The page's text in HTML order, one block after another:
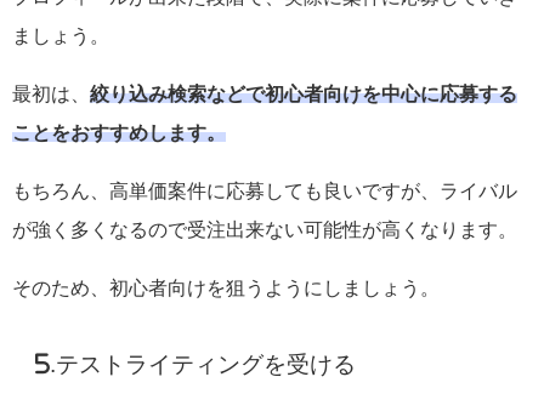
ましょう。
最初は、 絞り込み検索などで初心者向けを中心に応募する
ことをおすすめします。
もちろん、高単価案件に応募しても良いですが、ライバル
が強く多くなるので受注出来ない可能性が高くなります。
そのため、初心者向けを狙うようにしましょう。
5.テストライティングを受ける